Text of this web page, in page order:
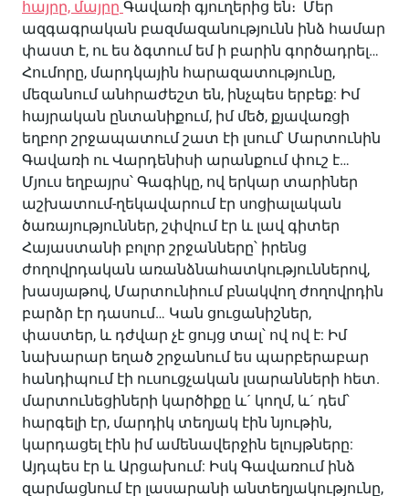
հայրը, մայրը Գավառի գյուղերից են։ Մեր
ազգագրական բազմազանությունն ինձ համար
փաստ է, ու ես ձգտում եմ ի բարին գործադրել…
Հումորը, մարդկային հարազատությունը,
մեզանում անհրաժեշտ են, ինչպես երբեք: Իմ
հայրական ընտանիքում, իմ մեծ, քյավառցի
եղբոր շրջապատում շատ էի լսում՝ Մարտունին
Գավառի ու Վարդենիսի արանքում փուշ է…
Մյուս եղբայրս՝ Գագիկը, ով երկար տարիներ
աշխատում-ղեկավարում էր սոցիալական
ծառայություններ, շփվում էր և լավ գիտեր
Հայաստանի բոլոր շրջանները՝ իրենց
ժողովրդական առանձնահատկություններով,
խասյաթով, Մարտունիում բնակվող ժողովրդին
բարձր էր դասում… Կան ցուցանիշներ,
փաստեր, և դժվար չէ ցույց տալ՝ ով ով է: Իմ
նախարար եղած շրջանում ես պարբերաբար
հանդիպում էի ուսուցչական լսարանների հետ.
մարտունեցիների կարծիքը և´ կողմ, և´ դեմ՝
հարգելի էր, մարդիկ տեղյակ էին նյութին,
կարդացել էին իմ ամենավերջին ելույթները:
Այդպես էր և Արցախում: Իսկ Գավառում ինձ
զարմացնում էր լասարանի անտեղյակությունը,